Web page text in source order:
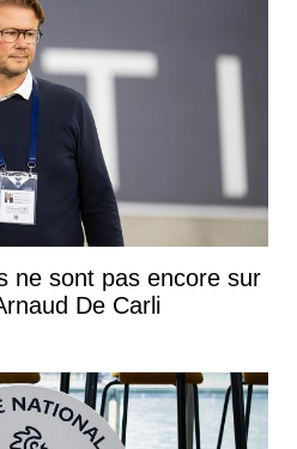
ne sont pas encore sur
De Carli